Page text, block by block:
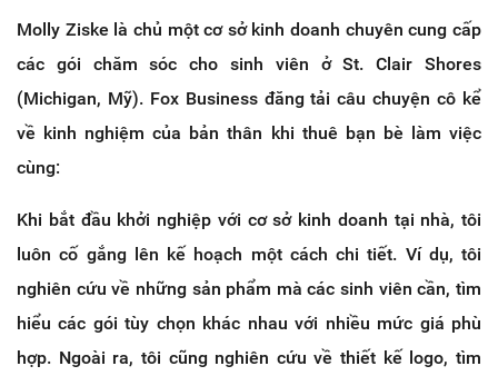
Molly Ziske là chủ một cơ sở kinh doanh chuyên cung cấp
các gói chăm sóc cho sinh viên ở St. Clair Shores
(Michigan, Mỹ). Fox Business đăng tải câu chuyện cô kể
về kinh nghiệm của bản thân khi thuê bạn bè làm việc
cùng:
Khi bắt đầu khởi nghiệp với cơ sở kinh doanh tại nhà, tôi
luôn cố gắng lên kế hoạch một cách chi tiết. Ví dụ, tôi
nghiên cứu về những sản phẩm mà các sinh viên cần, tìm
hiểu các gói tùy chọn khác nhau với nhiều mức giá phù
hợp. Ngoài ra, tôi cũng nghiên cứu về thiết kế logo, tìm